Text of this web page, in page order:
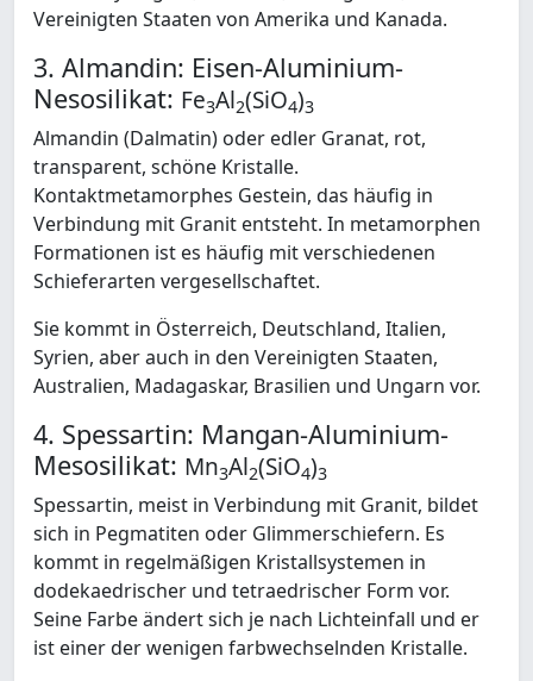
Vereinigten Staaten von Amerika und Kanada.
3. Almandin: Eisen-Aluminium-
Nesosilikat: Fe3Al2(SiO4)3
Almandin (Dalmatin) oder edler Granat, rot,
transparent, schöne Kristalle.
Kontaktmetamorphes Gestein, das häufig in
Verbindung mit Granit entsteht. In metamorphen
Formationen ist es häufig mit verschiedenen
Schieferarten vergesellschaftet.
Sie kommt in Österreich, Deutschland, Italien,
Syrien, aber auch in den Vereinigten Staaten,
Australien, Madagaskar, Brasilien und Ungarn vor.
4. Spessartin: Mangan-Aluminium-
Mesosilikat: Mn3Al2(SiO4)3
Spessartin, meist in Verbindung mit Granit, bildet
sich in Pegmatiten oder Glimmerschiefern. Es
kommt in regelmäßigen Kristallsystemen in
dodekaedrischer und tetraedrischer Form vor.
Seine Farbe ändert sich je nach Lichteinfall und er
ist einer der wenigen farbwechselnden Kristalle.